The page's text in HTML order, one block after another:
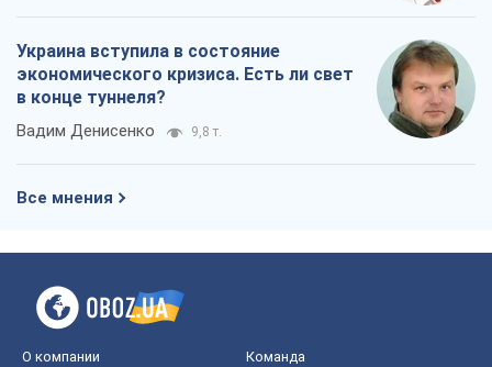
Украина вступила в состояние
экономического кризиса. Есть ли свет
в конце туннеля?
Вадим Денисенко 9,8 т.
Все мнения
О компании Команда